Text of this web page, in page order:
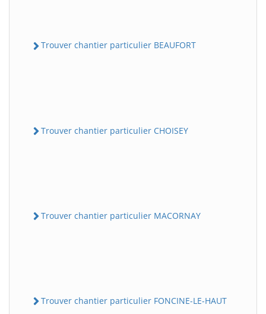
Trouver chantier particulier BEAUFORT
Trouver chantier particulier CHOISEY
Trouver chantier particulier MACORNAY
Trouver chantier particulier FONCINE-LE-HAUT